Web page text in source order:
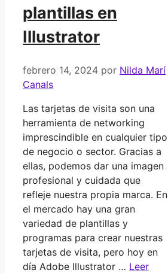
plantillas en
Illustrator
febrero 14, 2024 por Nilda Marí
Canals
Las tarjetas de visita son una
herramienta de networking
imprescindible en cualquier tipo
de negocio o sector. Gracias a
ellas, podemos dar una imagen
profesional y cuidada que
refleje nuestra propia marca. En
el mercado hay una gran
variedad de plantillas y
programas para crear nuestras
tarjetas de visita, pero hoy en
día Adobe Illustrator … Leer